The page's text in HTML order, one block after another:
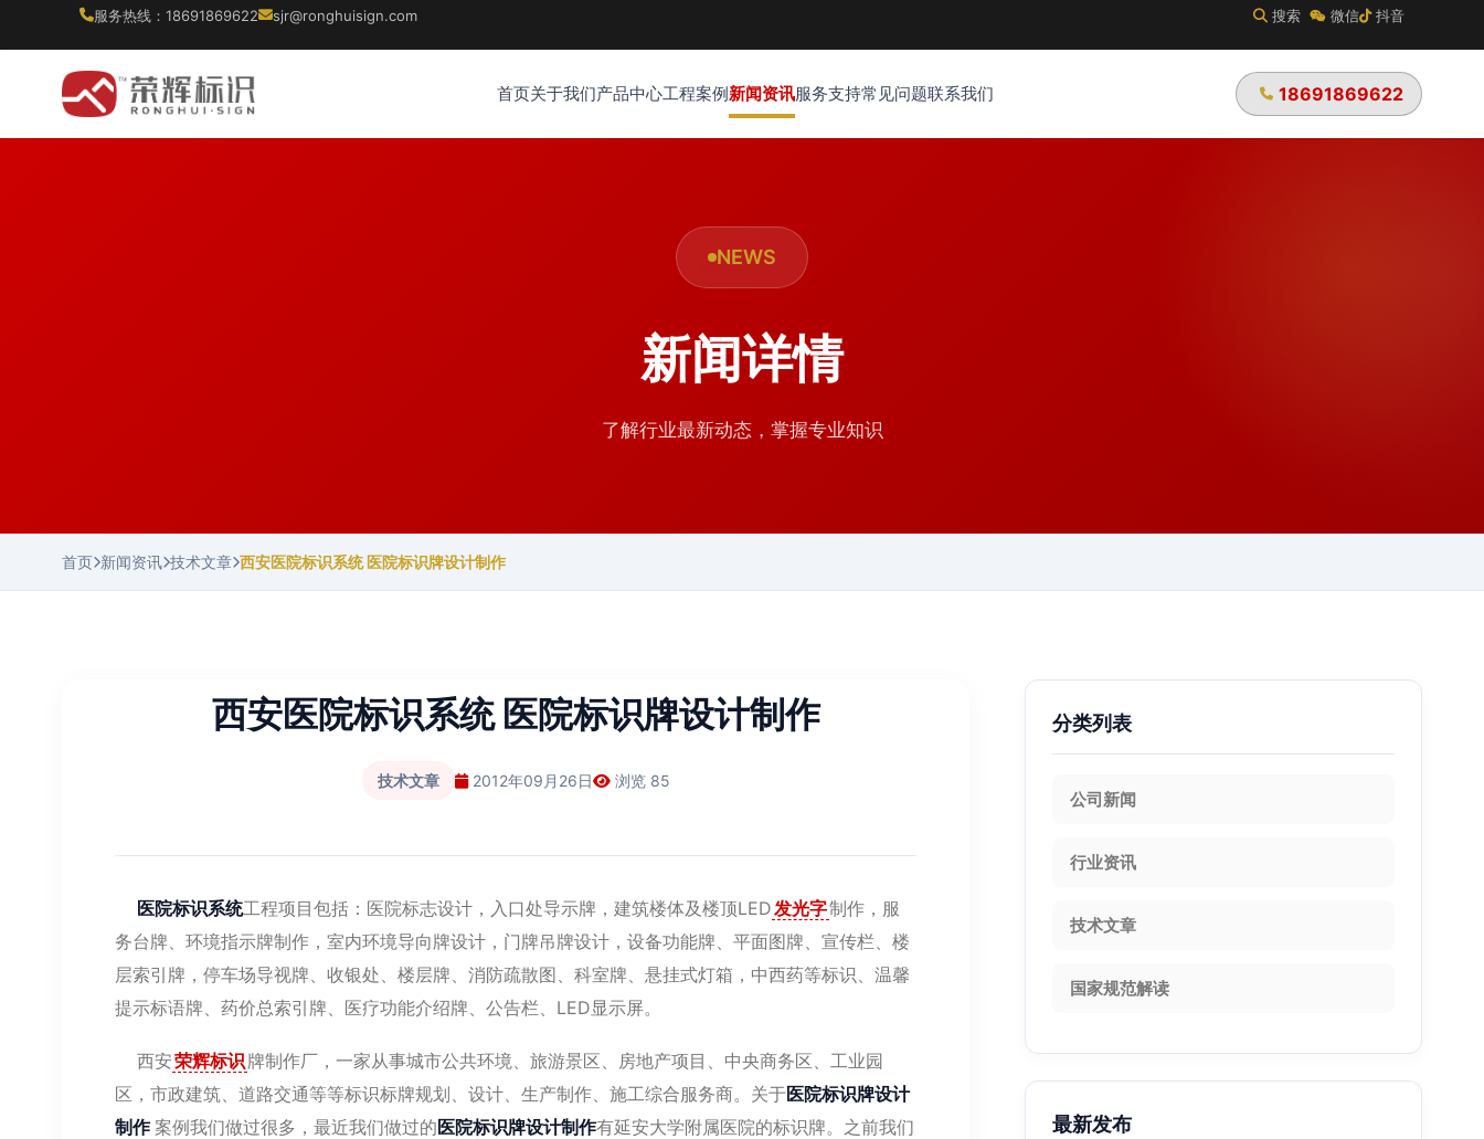
服务热线：18691869622 sjr@ronghuisign.com 搜索 微信 抖音
首页关于我们产品中心工程案例新闻资讯服务支持常见问题联系我们 18691869622
NEWS
新闻详情
了解行业最新动态，掌握专业知识
首页 新闻资讯 技术文章 西安医院标识系统 医院标识牌设计制作
西安医院标识系统 医院标识牌设计制作
技术文章 2012年09月26日 浏览 85
医院标识系统工程项目包括：医院标志设计，入口处导示牌，建筑楼体及楼顶LED发光字制作，服
务台牌、环境指示牌制作，室内环境导向牌设计，门牌吊牌设计，设备功能牌、平面图牌、宣传栏、楼
层索引牌，停车场导视牌、收银处、楼层牌、消防疏散图、科室牌、悬挂式灯箱，中西药等标识、温馨
提示标语牌、药价总索引牌、医疗功能介绍牌、公告栏、LED显示屏。
西安荣辉标识牌制作厂，一家从事城市公共环境、旅游景区、房地产项目、中央商务区、工业园
区，市政建筑、道路交通等等标识标牌规划、设计、生产制作、施工综合服务商。关于医院标识牌设计
制作案例我们做过很多，最近我们做过的医院标识牌设计制作有延安大学附属医院的标识牌。之前我们
分类列表
公司新闻
行业资讯
技术文章
国家规范解读
最新发布